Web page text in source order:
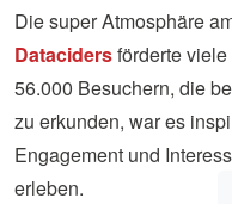
Die super Atmosphäre
Datacidersförderte
56.000 Besuchern, die
zu erkunden, war es
Engagement und
erleben.